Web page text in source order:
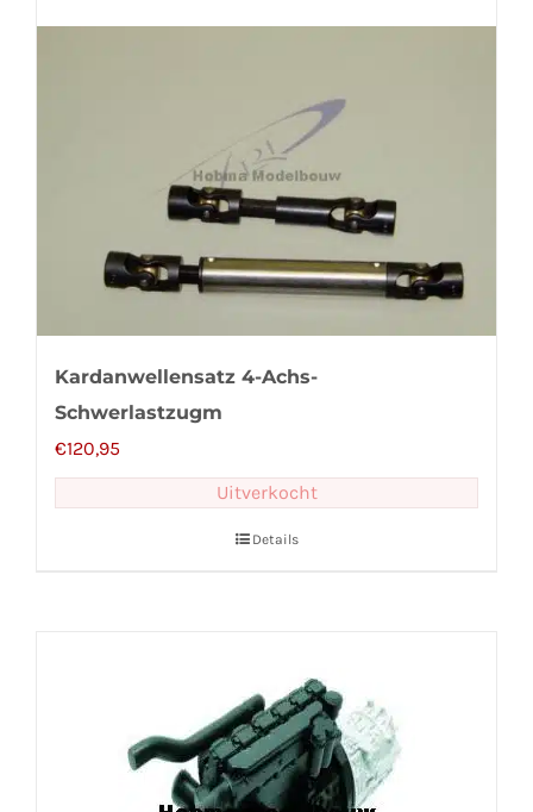
Kardanwellensatz 4-Achs-
Schwerlastzugm
€120,95
Uitverkocht
Details